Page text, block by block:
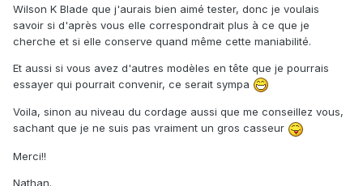
Wilson K Blade que j'aurais bien aimé tester, donc je voulais
savoir si d'après vous elle correspondrait plus à ce que je
cherche et si elle conserve quand même cette maniabilité.
Et aussi si vous avez d'autres modèles en tête que je pourrais
essayer qui pourrait convenir, ce serait sympa
Voila, sinon au niveau du cordage aussi que me conseillez vous,
sachant que je ne suis pas vraiment un gros casseur
Merci!!
Nathan.